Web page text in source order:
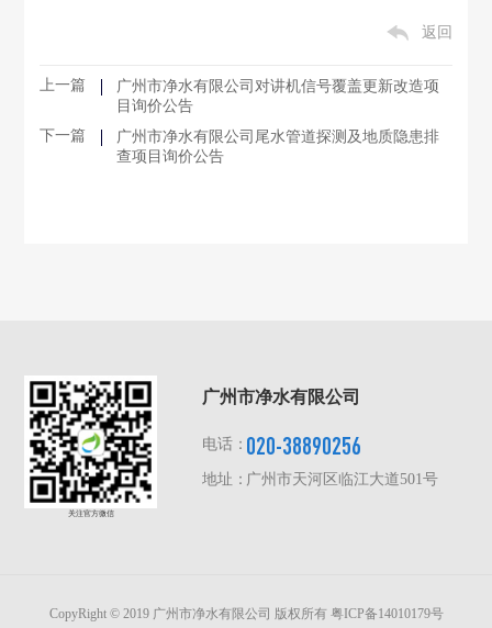
返回
上一篇
广州市净水有限公司对讲机信号覆盖更新改造项
目询价公告
下一篇
广州市净水有限公司尾水管道探测及地质隐患排
查项目询价公告
广州市净水有限公司
电话：020-38890256
地址： 广州市天河区临江大道501号
关注官方微信
CopyRight © 2019 广州市净水有限公司 版权所有 粤ICP备14010179号